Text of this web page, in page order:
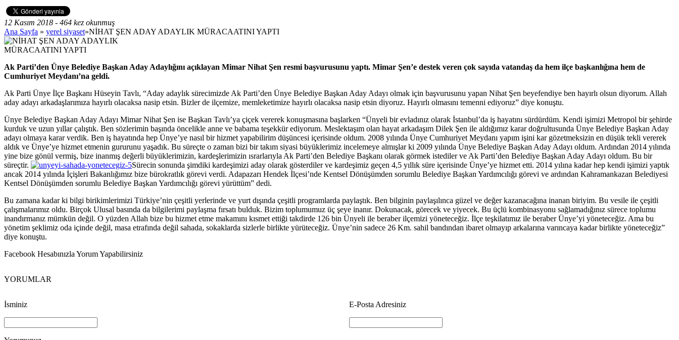
12 Kasım 2018 - 464 kez okunmuş
Ana Sayfa » yerel siyaset»NİHAT ŞEN ADAY ADAYLIK MÜRACAATINI YAPTI
Ak Parti’den Ünye Belediye Başkan Aday Adaylığını açıklayan Mimar Nihat Şen resmi başvurusunu yaptı. Mimar Şen’e destek veren çok sayıda vatandaş da hem ilçe başkanlığına hem de
Cumhuriyet Meydanı’na geldi.
Ak Parti Ünye İlçe Başkanı Hüseyin Tavlı, “Aday adaylık sürecimizde Ak Parti’den Ünye Belediye Başkan Aday Adayı olmak için başvurusunu yapan Nihat Şen beyefendiye ben hayırlı olsun diyorum. Allah
aday adayı arkadaşlarımıza hayırlı olacaksa nasip etsin. Bizler de ilçemize, memleketimize hayırlı olacaksa nasip etsin diyoruz. Hayırlı olmasını temenni ediyoruz” diye konuştu.
Ünye Belediye Başkan Aday Adayı Mimar Nihat Şen ise Başkan Tavlı’ya çiçek vererek konuşmasına başlarken “Ünyeli bir evladınız olarak İstanbul’da iş hayatını sürdürdüm. Kendi işimizi Metropol bir şehirde
kurduk ve uzun yıllar çalıştık. Ben sözlerimin başında öncelikle anne ve babama teşekkür ediyorum. Meslektaşım olan hayat arkadaşım Dilek Şen ile aldığımız karar doğrultusunda Ünye Belediye Başkan Aday
adayı olmaya karar verdik. Ben iş hayatında hep Ünye’ye nasıl bir hizmet yapabilirim düşüncesi içerisinde oldum. 2008 yılında Ünye Cumhuriyet Meydanı yapım işini kar gözetmeksizin en düşük tekli vererek
aldık ve Ünye’ye hizmet etmenin gururunu yaşadık. Bu süreçte o zaman bizi bir takım siyasi büyüklerimiz incelemeye almışlar ki 2009 yılında Ünye Belediye Başkan Aday Adayı oldum. Ardından 2014 yılında
yine bize gönül vermiş, bize inanmış değerli büyüklerimizin, kardeşlerimizin ısrarlarıyla Ak Parti’den Belediye Başkanı olarak görmek istediler ve Ak Parti’den Belediye Başkan Aday Adayı oldum. Bu bir
süreçtir.
Sürecin sonunda şimdiki kardeşimizi aday olarak gösterdiler ve kardeşimiz geçen 4,5 yıllık süre içerisinde Ünye’ye hizmet etti. 2014 yılına kadar hep kendi işimizi yaptık
ancak 2014 yılında İçişleri Bakanlığımız bize bürokratlık görevi verdi. Adapazarı Hendek İlçesi’nde Kentsel Dönüşümden sorumlu Belediye Başkan Yardımcılığı görevi ve ardından Kahramankazan Belediyesi
Kentsel Dönüşümden sorumlu Belediye Başkan Yardımcılığı görevi yürüttüm” dedi.
Bu zamana kadar ki bilgi birikimlerimizi Türkiye’nin çeşitli yerlerinde ve yurt dışında çeşitli programlarda paylaştık. Ben bilginin paylaşılınca güzel ve değer kazanacağına inanan biriyim. Bu vesile ile çeşitli
çalışmalarımız oldu. Birçok Ulusal basında da bilgilerimi paylaşma fırsatı bulduk. Bizim toplumumuz üç şeye inanır. Dokunacak, görecek ve yiyecek. Bu üçlü kombinasyonu sağlamadığınız sürece toplumu
inandırmanız mümkün değil. O yüzden Allah bize bu hizmet etme makamını kısmet ettiği takdirde 126 bin Ünyeli ile beraber ilçemizi yöneteceğiz. İlçe teşkilatımız ile beraber Ünye’yi yöneteceğiz. Ama bu
yönetim şeklimiz oda içinde değil, masa etrafında değil sahada, sokaklarda sizlerle birlikte yürüteceğiz. Ünye’nin sadece 26 Km. sahil bandından ibaret olmayıp arkalarına varıncaya kadar birlikte yöneteceğiz”
diye konuştu.
Facebook Hesabınızla Yorum Yapabilirsiniz
YORUMLAR
İsminiz E-Posta Adresiniz